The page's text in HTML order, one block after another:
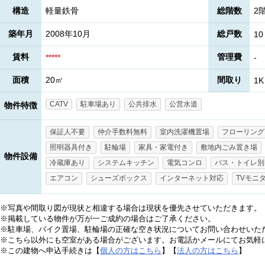
構造 軽量鉄骨 総階数 2
築年月 2008年10月 総戸数 10
賃料 ***** 管理費 -
面積 20㎡ 間取り 1K
物件特徴 CATV 駐車場あり 公共排水 公営水道
物件設備
保証人不要 仲介手数料無料 室内洗濯機置場
フローリング
照明器具付き
駐輪場 家具・家電付き
敷地内ごみ置き場
冷蔵庫あり
システムキッチン 電気コンロ
バス・トイレ別
エアコン
シューズボックス インターネット対応 TVモニ
※写真や間取り図が現状と相違する場合は現状を優先させていただきます。
※掲載している物件が万が一ご成約の場合はご了承ください。
※駐車場、バイク置場、駐輪場の正確な空き状況についてお問い合わせいた
※こちら以外にも空室がある場合がございます。お電話かメールにてお気軽
※この建物へ申込手続きは【個人の方はこちら 】【法人の方はこちら 】